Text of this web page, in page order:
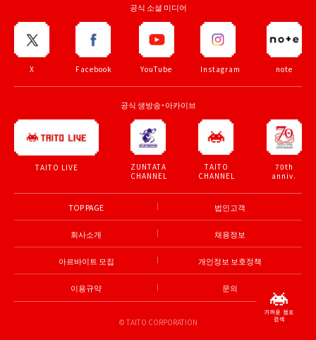
공식 소셜 미디어
X Facebook YouTube Instagram note
공식 생방송・아카이브
TAITO LIVE
ZUNTATA
CHANNEL
TAITO
CHANNEL
70th
anniv.
TOP PAGE 법인고객
회사소개 채용정보
아르바이트 모집 개인정보 보호정책
이용규약 문의
© TAITO CORPORATION